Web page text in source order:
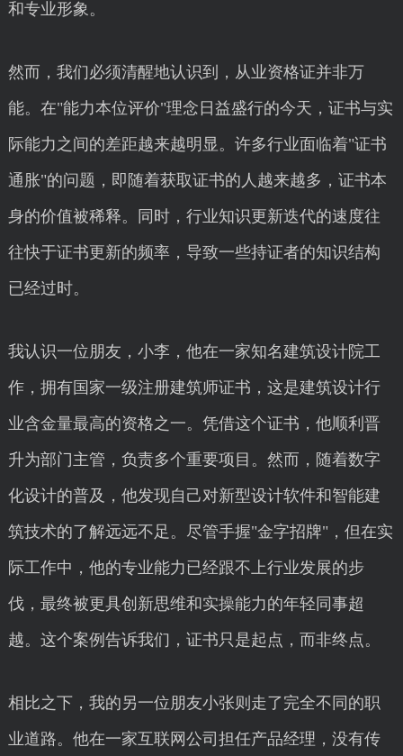
和专业形象。
然而，我们必须清醒地认识到，从业资格证并非万
能。在"能力本位评价"理念日益盛行的今天，证书与实
际能力之间的差距越来越明显。许多行业面临着"证书
通胀"的问题，即随着获取证书的人越来越多，证书本
身的价值被稀释。同时，行业知识更新迭代的速度往
往快于证书更新的频率，导致一些持证者的知识结构
已经过时。
我认识一位朋友，小李，他在一家知名建筑设计院工
作，拥有国家一级注册建筑师证书，这是建筑设计行
业含金量最高的资格之一。凭借这个证书，他顺利晋
升为部门主管，负责多个重要项目。然而，随着数字
化设计的普及，他发现自己对新型设计软件和智能建
筑技术的了解远远不足。尽管手握"金字招牌"，但在实
际工作中，他的专业能力已经跟不上行业发展的步
伐，最终被更具创新思维和实操能力的年轻同事超
越。这个案例告诉我们，证书只是起点，而非终点。
相比之下，我的另一位朋友小张则走了完全不同的职
业道路。他在一家互联网公司担任产品经理，没有传